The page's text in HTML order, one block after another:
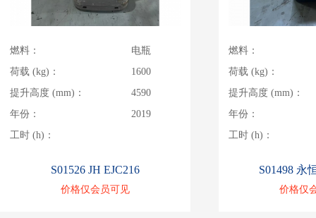
燃料：
电瓶
荷载 (kg)：
1600
提升高度 (mm)：
4590
年份：
2019
工时 (h)：
S01526 JH EJC216
价格仅会员可见
燃料：
荷载 (kg)：
提升高度 (mm)：
年份：
工时 (h)：
S01498 永
价格仅